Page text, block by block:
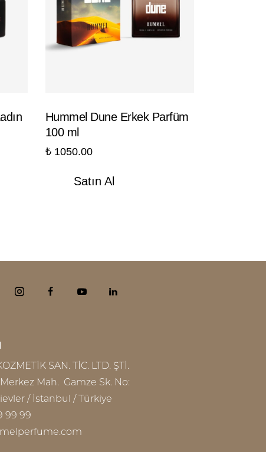
Hummel Dune Erkek Parfüm
100 ml
₺1050.00
Satın Al
SAN. TİC. LTD. ŞTİ.
Mah. Gamze Sk. No:
/ İstanbul / Türkiye
99 99